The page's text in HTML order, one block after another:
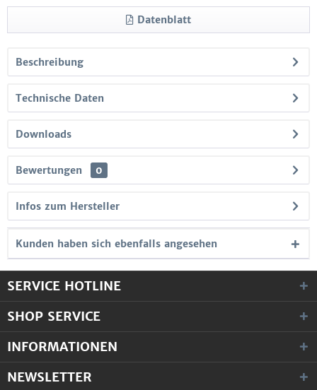
Datenblatt
Beschreibung
Technische Daten
Downloads
Bewertungen 0
Infos zum Hersteller
Kunden haben sich ebenfalls angesehen
SERVICE HOTLINE
SHOP SERVICE
INFORMATIONEN
NEWSLETTER